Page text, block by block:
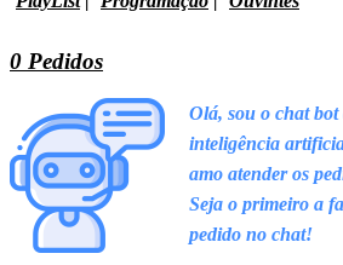
0 Pedidos
Olá, sou o chat bot
inteligência
amo atender os
Seja o primeiro a
pedido no chat!